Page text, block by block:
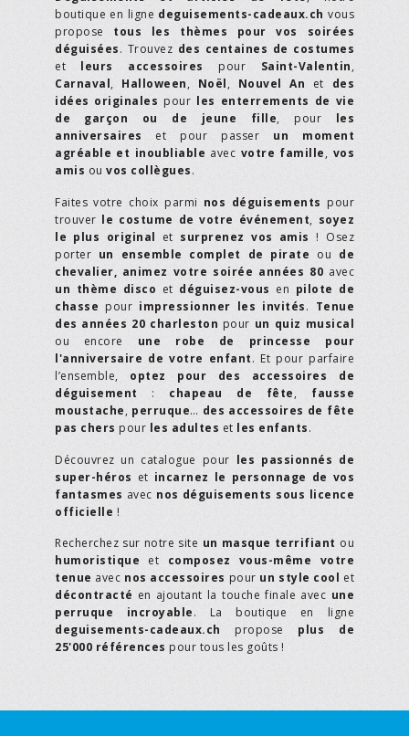
boutique en ligne deguisements-cadeaux.ch vous
propose tous les thèmes pour vos soirées
déguisées. Trouvez des centaines de costumes
et leurs accessoires pour Saint-Valentin,
Carnaval, Halloween, Noël, Nouvel An et des
idées originales pour les enterrements de vie
de garçon ou de jeune fille, pour les
anniversaires et pour passer un moment
agréable et inoubliable avec votre famille, vos
amis ou vos collègues.
Faites votre choix parmi nos déguisements pour
trouver le costume de votre événement, soyez
le plus original et surprenez vos amis ! Osez
porter un ensemble complet de pirate ou de
chevalier, animez votre soirée années 80 avec
un thème disco et déguisez-vous en pilote de
chasse pour impressionner les invités. Tenue
des années 20 charleston pour un quiz musical
ou encore une robe de princesse pour
l'anniversaire de votre enfant. Et pour parfaire
l’ensemble, optez pour des accessoires de
déguisement : chapeau de fête, fausse
moustache, perruque… des accessoires de fête
pas chers pour les adultes et les enfants.
Découvrez un catalogue pour les passionnés de
super-héros et incarnez le personnage de vos
fantasmes avec nos déguisements sous licence
officielle !
Recherchez sur notre site un masque terrifiant ou
humoristique et composez vous-même votre
tenue avec nos accessoires pour un style cool et
décontracté en ajoutant la touche finale avec une
perruque incroyable. La boutique en ligne
deguisements-cadeaux.ch propose plus de
25'000 références pour tous les goûts !